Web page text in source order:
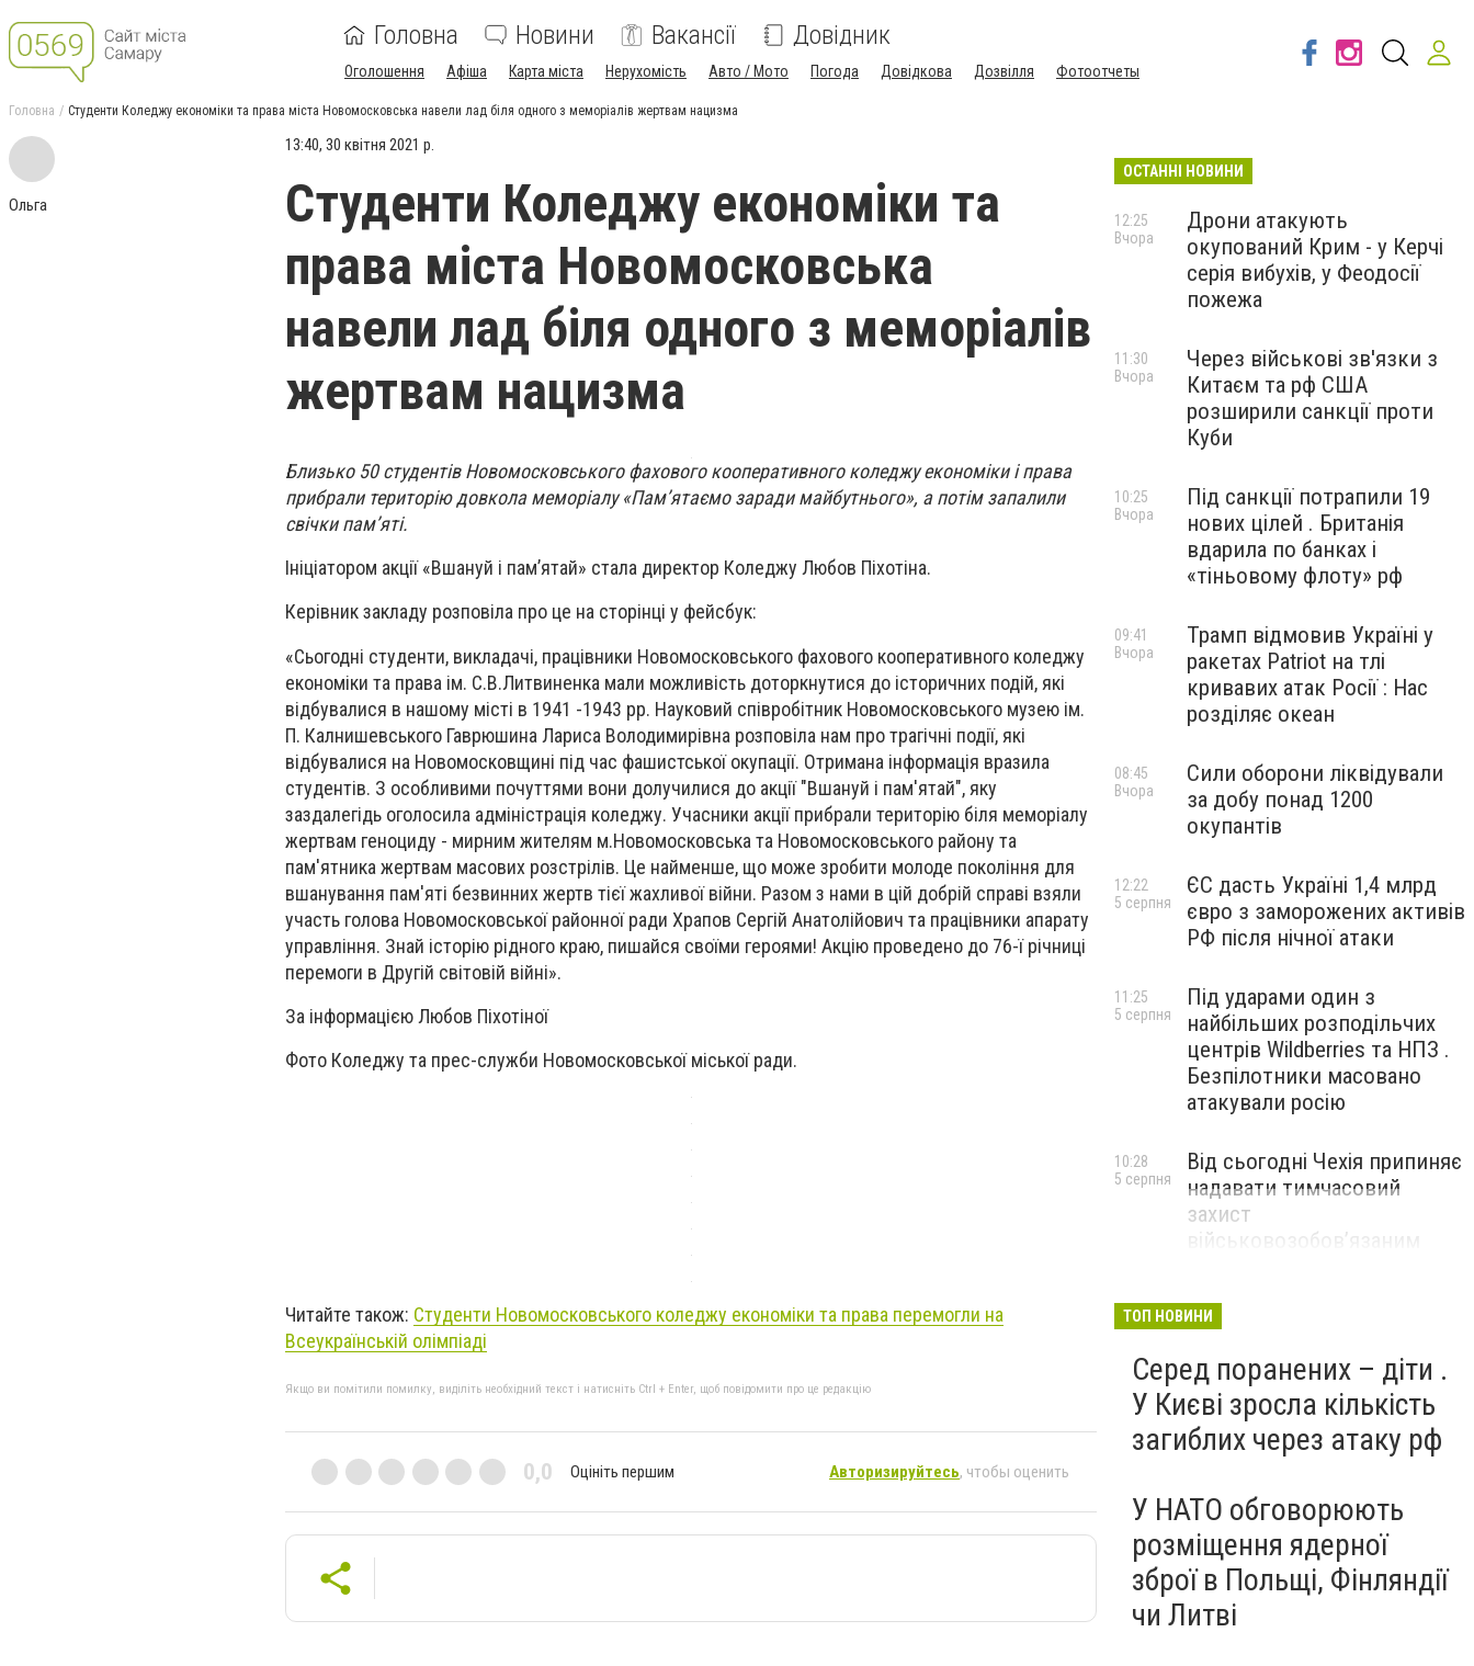
Головна Новини Вакансії Довідник
Оголошення Афіша Карта міста Нерухомість Авто / Мото Погода Довідкова Дозвілля Фотоотчеты
Головна Студенти Коледжу економіки та права міста Новомосковська навели лад біля одного з меморіалів жертвам нацизма
Ольга
13:40, 30 квітня 2021 р.
Студенти Коледжу економіки та
права міста Новомосковська
навели лад біля одного з меморіалів
жертвам нацизма
Близько 50 студентів Новомосковського фахового кооперативного коледжу економіки і права
прибрали територію довкола меморіалу «Пам’ятаємо заради майбутнього», а потім запалили
свічки пам’яті.
Ініціатором акції «Вшануй і пам’ятай» стала директор Коледжу Любов Піхотіна.
Керівник закладу розповіла про це на сторінці у фейсбук:
«Сьогодні студенти, викладачі, працівники Новомосковського фахового кооперативного коледжу
економіки та права ім. С.В.Литвиненка мали можливість доторкнутися до історичних подій, які
відбувалися в нашому місті в 1941 -1943 рр. Науковий співробітник Новомосковського музею ім.
П. Калнишевського Гаврюшина Лариса Володимирівна розповіла нам про трагічні події, які
відбувалися на Новомосковщині під час фашистської окупації. Отримана інформація вразила
студентів. З особливими почуттями вони долучилися до акції "Вшануй і пам'ятай", яку
заздалегідь оголосила адміністрація коледжу. Учасники акції прибрали територію біля меморіалу
жертвам геноциду - мирним жителям м.Новомосковська та Новомосковського району та
пам'ятника жертвам масових розстрілів. Це найменше, що може зробити молоде покоління для
вшанування пам'яті безвинних жертв тієї жахливої війни. Разом з нами в цій добрій справі взяли
участь голова Новомосковської районної ради Храпов Сергій Анатолійович та працівники апарату
управління. Знай історію рідного краю, пишайся своїми героями! Акцію проведено до 76-ї річниці
перемоги в Другій світовій війні».
За інформацією Любов Піхотіної
Фото Коледжу та прес-служби Новомосковської міської ради.
Читайте також: Студенти Новомосковського коледжу економіки та права перемогли на
Всеукраїнській олімпіаді
Якщо ви помітили помилку, виділіть необхідний текст і натисніть Ctrl + Enter, щоб повідомити про це редакцію
0,0 Оцініть першим Авторизируйтесь, чтобы оценить
ОСТАННІ НОВИНИ
Дрони атакують
окупований Крим - у Керчі
серія вибухів, у Феодосії
пожежа
12:25
Вчора
Через військові зв'язки з
Китаєм та рф США
розширили санкції проти
Куби
11:30
Вчора
Під санкції потрапили 19
нових цілей . Британія
вдарила по банках і
«тіньовому флоту» рф
10:25
Вчора
Трамп відмовив Україні у
ракетах Patriot на тлі
кривавих атак Росії : Нас
розділяє океан
09:41
Вчора
Сили оборони ліквідували
за добу понад 1200
окупантів
08:45
Вчора
ЄС дасть Україні 1,4 млрд
євро з заморожених активів
РФ після нічної атаки
12:22
5 серпня
Під ударами один з
найбільших розподільчих
центрів Wildberries та НПЗ .
Безпілотники масовано
атакували росію
11:25
5 серпня
Від сьогодні Чехія припиняє
надавати тимчасовий
захист
військовозобов’язаним
10:28
5 серпня
ТОП НОВИНИ
Серед поранених – діти .
У Києві зросла кількість
загиблих через атаку рф
У НАТО обговорюють
розміщення ядерної
зброї в Польщі, Фінляндії
чи Литві